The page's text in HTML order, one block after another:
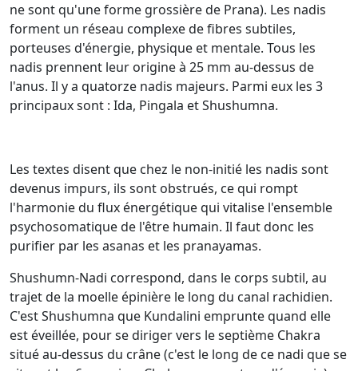
ne sont qu'une forme grossière de Prana). Les nadis
forment un réseau complexe de fibres subtiles,
porteuses d'énergie, physique et mentale. Tous les
nadis prennent leur origine à 25 mm au-dessus de
l'anus. Il y a quatorze nadis majeurs. Parmi eux les 3
principaux sont : Ida, Pingala et Shushumna.
Les textes disent que chez le non-initié les nadis sont
devenus impurs, ils sont obstrués, ce qui rompt
l'harmonie du flux énergétique qui vitalise l'ensemble
psychosomatique de l'être humain. Il faut donc les
purifier par les asanas et les pranayamas.
Shushumn-Nadi correspond, dans le corps subtil, au
trajet de la moelle épinière le long du canal rachidien.
C'est Shushumna que Kundalini emprunte quand elle
est éveillée, pour se diriger vers le septième Chakra
situé au-dessus du crâne (c'est le long de ce nadi que se